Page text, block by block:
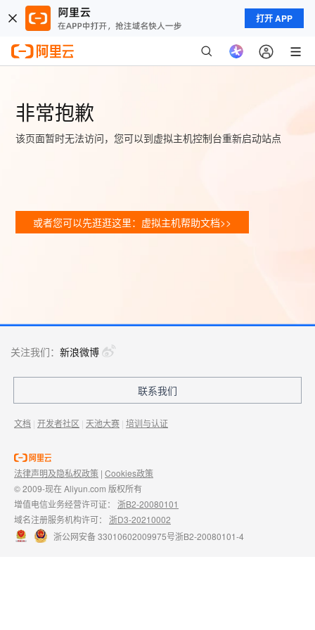
打开 APP
非常抱歉
该页面暂时无法访问，您可以到虚拟主机控制台重新启动站点
或者您可以先逛逛这里：虚拟主机帮助文档>>